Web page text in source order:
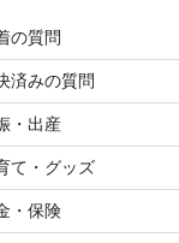
の質問
済みの質問
・出産
て・グッズ
・保険